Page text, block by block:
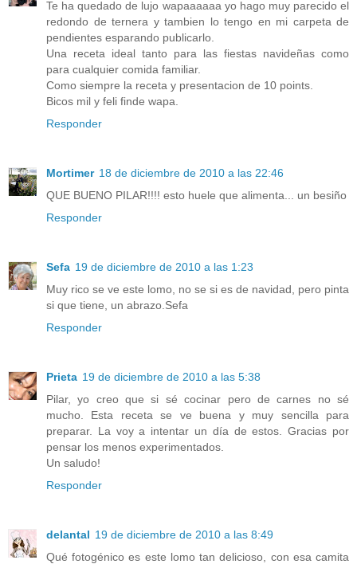
Te ha quedado de lujo wapaaaaaa yo hago muy parecido el
redondo de ternera y tambien lo tengo en mi carpeta de
pendientes esparando publicarlo.
Una receta ideal tanto para las fiestas navideñas como
para cualquier comida familiar.
Como siempre la receta y presentacion de 10 points.
Bicos mil y feli finde wapa.
Responder
Mortimer 18 de diciembre de 2010 a las 22:46
QUE BUENO PILAR!!!! esto huele que alimenta... un besiño
Responder
Sefa 19 de diciembre de 2010 a las 1:23
Muy rico se ve este lomo, no se si es de navidad, pero pinta
si que tiene, un abrazo.Sefa
Responder
Prieta 19 de diciembre de 2010 a las 5:38
Pilar, yo creo que si sé cocinar pero de carnes no sé
mucho. Esta receta se ve buena y muy sencilla para
preparar. La voy a intentar un día de estos. Gracias por
pensar los menos experimentados.
Un saludo!
Responder
delantal 19 de diciembre de 2010 a las 8:49
Qué fotogénico es este lomo tan delicioso, con esa camita